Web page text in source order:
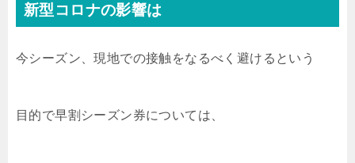
新型コロナの影響は
今シーズン、現地での接触をなるべく避けるという
目的で早割シーズン券については、